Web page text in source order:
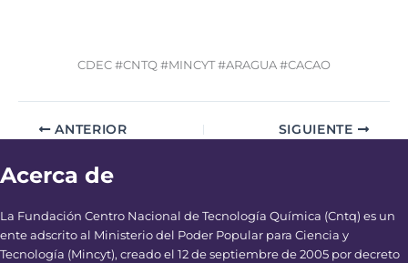
CDEC #CNTQ #MINCYT #ARAGUA #CACAO
ANTERIOR SIGUIENTE
Acerca de
La Fundación Centro Nacional de Tecnología Química (Cntq) es un
ente adscrito al Ministerio del Poder Popular para Ciencia y
Tecnología (Mincyt), creado el 12 de septiembre de 2005 por decreto